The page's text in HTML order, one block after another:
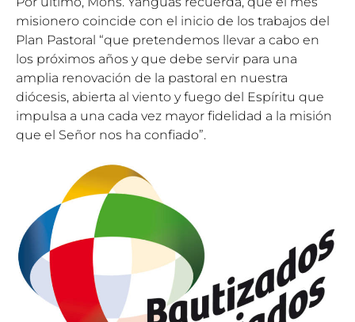
misionero coincide con el inicio de los trabajos del
Plan Pastoral “que pretendemos llevar a cabo en
los próximos años y que debe servir para una
amplia renovación de la pastoral en nuestra
diócesis, abierta al viento y fuego del Espíritu que
impulsa a una cada vez mayor fidelidad a la misión
que el Señor nos ha confiado”.